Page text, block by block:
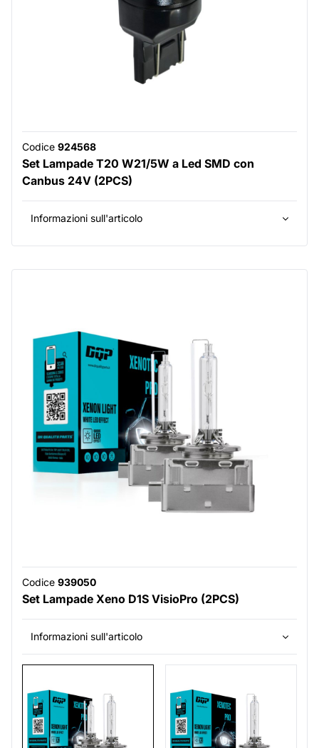
Codice 924568
Set Lampade T20 W21/5W a Led SMD con
Canbus 24V (2PCS)
Informazioni sull'articolo
Codice 939050
Set Lampade Xeno D1S VisioPro (2PCS)
Informazioni sull'articolo